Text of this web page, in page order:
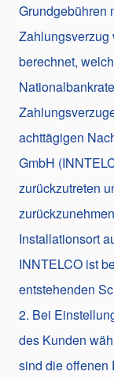
Grundgebühren
Zahlungsverzug
berechnet,
achttägigen
GmbH
zurückzutreten
Installationsort
INNTELCO ist
entstehenden
2. Bei
des Kunden
sind die offenen